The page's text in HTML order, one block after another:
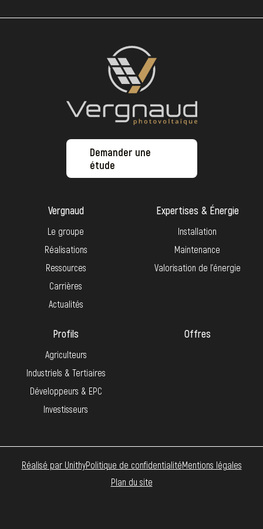
Demander une
étude
Vergnaud
Le groupe
Réalisations
Ressources
Carrières
Actualités
Expertises & Énergie
Installation
Maintenance
Valorisation de l’énergie
Profils
Agriculteurs
Industriels & Tertiaires
Développeurs & EPC
Investisseurs
Offres
Réalisé par UnithyPolitique de confidentialitéMentions légales
Plan du site